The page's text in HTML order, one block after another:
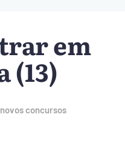
em
(13)
concursos